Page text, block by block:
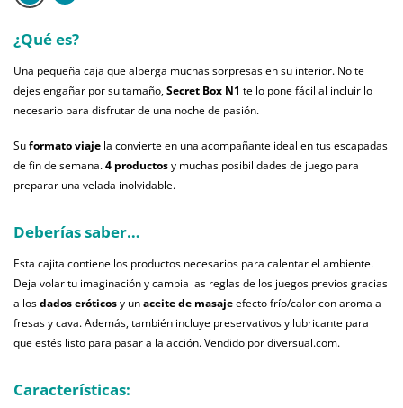
¿Qué es?
Una pequeña caja que alberga muchas sorpresas en su interior. No te
dejes engañar por su tamaño,Secret Box N1 te lo pone fácil al incluir lo
necesario para disfrutar de una noche de pasión.
Suformato viaje la convierte en una acompañante ideal en tus escapadas
de fin de semana.4 productosy muchas posibilidades de juego para
preparar una velada inolvidable.
Deberías saber…
Esta cajita contiene los productos necesarios para calentar el ambiente.
Deja volar tu imaginación y cambia las reglas de los juegos previos gracias
a losdados eróticosy unaceite de masajeefecto frío/calor con aroma a
fresas y cava. Además, también incluye preservativos y lubricante para
que estés listo para pasar a la acción. Vendido por diversual.com.
Características: